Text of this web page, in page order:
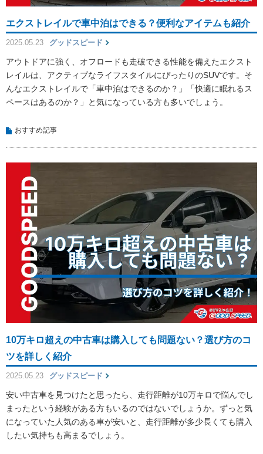
エクストレイルで車中泊はできる？便利なアイテムも紹介
2025.05.23 グッドスピード
アウトドアに強く、オフロードも走破できる性能を備えたエクスト
レイルは、アクティブなライフスタイルにぴったりのSUVです。そ
んなエクストレイルで「車中泊はできるのか？」「快適に眠れるス
ペースはあるのか？」と気になっている方も多いでしょう。
おすすめ記事
10万キロ超えの中古車は購入しても問題ない？選び方のコ
ツを詳しく紹介
2025.05.23 グッドスピード
安い中古車を見つけたと思ったら、走行距離が10万キロで悩んでし
まったという経験がある方もいるのではないでしょうか。ずっと気
になっていた人気のある車が安いと、走行距離が多少長くても購入
したい気持ちも高まるでしょう。